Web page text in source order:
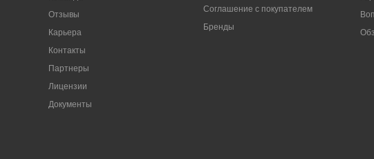
Отзывы
Карьера
Контакты
Партнеры
Лицензии
Документы
Соглашение с покупателем
Бренды